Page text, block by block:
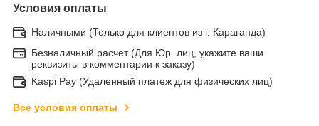
Условия оплаты
Наличными (Только для клиентов из г. Караганда)
Безналичный расчет (Для Юр. лиц, укажите ваши
реквизиты в комментарии к заказу)
Kaspi Pay (Удаленный платеж для физических лиц)
Все условия оплаты